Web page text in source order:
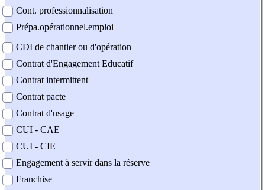
Cont. professionnalisation
Prépa.opérationnel.emploi
CDI de chantier ou d'opération
Contrat d'Engagement Educatif
Contrat intermittent
Contrat pacte
Contrat d'usage
CUI - CAE
CUI - CIE
Engagement à servir dans la réserve
Franchise